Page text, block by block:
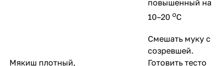
повышенный на
10–20 оС
Мякиш плотный,
Смешать муку с
созревшей.
Готовить тесто